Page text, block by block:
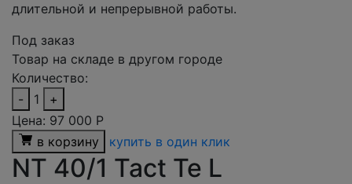
длительной и непрерывной работы.
Под заказ
Товар на складе в другом городе
Количество:
-
1
+
Цена: 97 000 Р
в корзину
купить в один клик
NT 40/1 Tact Te L